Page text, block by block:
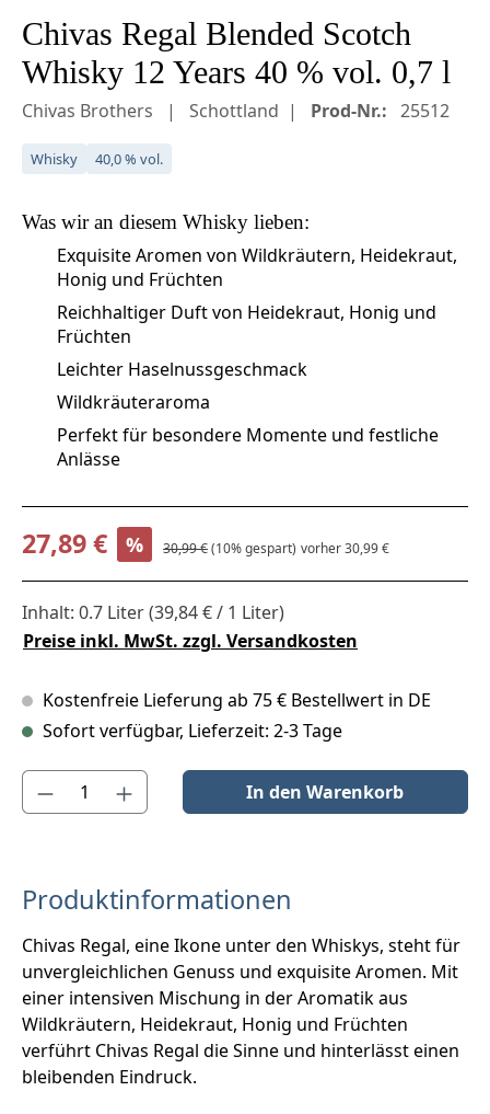
Chivas Regal Blended Scotch
Whisky 12 Years 40 % vol. 0,7 l
Chivas Brothers Schottland Prod-Nr.: 25512
Whisky 40,0 % vol.
Was wir an diesem Whisky lieben:
Exquisite Aromen von Wildkräutern, Heidekraut,
Honig und Früchten
Reichhaltiger Duft von Heidekraut, Honig und
Früchten
Leichter Haselnussgeschmack
Wildkräuteraroma
Perfekt für besondere Momente und festliche
Anlässe
Verkaufspreis:
27,89 € % Regulärer Preis:
30,99 €(10% gespart) vorher 30,99 €
Inhalt: 0.7 Liter(39,84 € / 1 Liter)
Preise inkl. MwSt. zzgl. Versandkosten
Kostenfreie Lieferung ab 75 € Bestellwert in DE
Sofort verfügbar, Lieferzeit: 2-3 Tage
Produkt Anzahl: Gib den gewünschten Wert ein oder benutze
In den Warenkorb
Produktinformationen
Chivas Regal, eine Ikone unter den Whiskys, steht für
unvergleichlichen Genuss und exquisite Aromen. Mit
einer intensiven Mischung in der Aromatik aus
Wildkräutern, Heidekraut, Honig und Früchten
verführt Chivas Regal die Sinne und hinterlässt einen
bleibenden Eindruck.